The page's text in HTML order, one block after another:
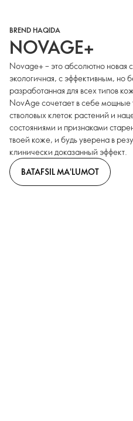
BREND HAQIDA
NOVAGE+
Novage+ – это абсолютно новая
экологичная, с эффективным, но
разработанная для всех типов
NovAge сочетает в себе мощные
стволовых клеток растений и
состояниями и признаками
твоей коже, и будь уверена в
клинически доказанный эффект.
BATAFSIL MA'LUMOT